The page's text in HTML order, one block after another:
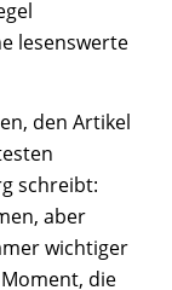
lesenswerte
den Artikel
schreibt:
aber
wichtiger
die